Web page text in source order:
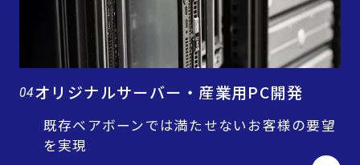
04オリジナルサーバー・産業用PC開発
既存ベアボーンでは満たせないお客様の要望
を実現